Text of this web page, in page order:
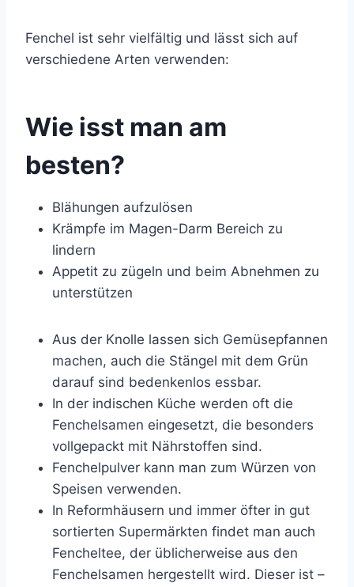
Fenchel ist sehr vielfältig und lässt sich auf
verschiedene Arten verwenden:
Wie isst man am
besten?
Blähungen aufzulösen
Krämpfe im Magen-Darm Bereich zu
lindern
Appetit zu zügeln und beim Abnehmen zu
unterstützen
Aus der Knolle lassen sich Gemüsepfannen
machen, auch die Stängel mit dem Grün
darauf sind bedenkenlos essbar.
In der indischen Küche werden oft die
Fenchelsamen eingesetzt, die besonders
vollgepackt mit Nährstoffen sind.
Fenchelpulver kann man zum Würzen von
Speisen verwenden.
In Reformhäusern und immer öfter in gut
sortierten Supermärkten findet man auch
Fencheltee, der üblicherweise aus den
Fenchelsamen hergestellt wird. Dieser ist –